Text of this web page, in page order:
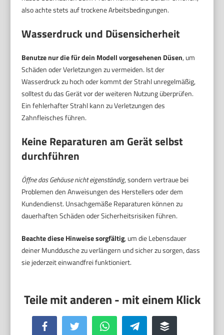
also achte stets auf trockene Arbeitsbedingungen.
Wasserdruck und Düsensicherheit
Benutze nur die für dein Modell vorgesehenen Düsen, um
Schäden oder Verletzungen zu vermeiden. Ist der
Wasserdruck zu hoch oder kommt der Strahl unregelmäßig,
solltest du das Gerät vor der weiteren Nutzung überprüfen.
Ein fehlerhafter Strahl kann zu Verletzungen des
Zahnfleisches führen.
Keine Reparaturen am Gerät selbst
durchführen
Öffne das Gehäuse nicht eigenständig, sondern vertraue bei
Problemen den Anweisungen des Herstellers oder dem
Kundendienst. Unsachgemäße Reparaturen können zu
dauerhaften Schäden oder Sicherheitsrisiken führen.
Beachte diese Hinweise sorgfältig, um die Lebensdauer
deiner Munddusche zu verlängern und sicher zu sorgen, dass
sie jederzeit einwandfrei funktioniert.
Facebook Twitter WhatsApp Telegram Buffer